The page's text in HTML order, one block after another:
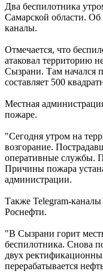
Два беспилотника
Самарской области.
каналы.
Отмечается, что
атаковал территорию
Сызрани. Там начался
составляет 500
Местная
пожаре.
"Сегодня утром на
возгорание.
оперативные службы.
Причины пожара
администрации.
Также Telegram-
Роснефти.
"В Сызрани горит
беспилотника. Снова
двух
перерабатывается